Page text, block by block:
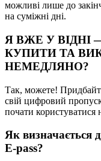
можливі лише до
на суміжні дні.
Я ВЖЕ У
КУПИТИ ТА
НЕМЕДЛЯНО?
Так, можете!
свій цифровий
почати користуватися
Як визначається
E-pass?